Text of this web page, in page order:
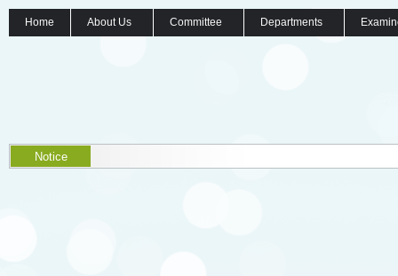
Home About Us Committee Departments
Notice